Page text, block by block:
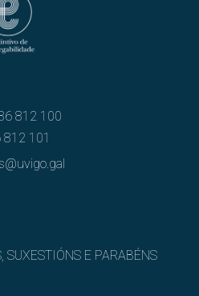
812 100
101
SUXESTIÓNS E PARABÉNS